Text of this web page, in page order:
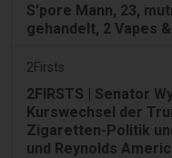
S'pore Mann, 23,
gehandelt, 2 Vapes
2Firsts
2FIRSTS | Senator
Kurswechsel der
Zigaretten-Politik
und Reynolds